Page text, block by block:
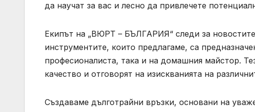
да научат за вас и лесно да привлечете
Екипът на „ВЮРТ – БЪЛГАРИЯ“ следи за
инструментите, които предлагаме, са
професионалиста, така и на домашния майстор.
качество и отговорят на изискванията на
Създаваме дълготрайни връзки, основани на